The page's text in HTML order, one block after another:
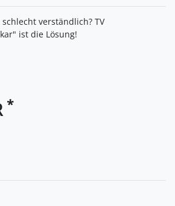
verständlich? TV
ist die Lösung!
*